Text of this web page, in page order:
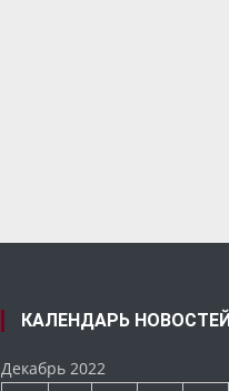
КАЛЕНДАРЬ НОВОСТЕЙ
Декабрь 2022